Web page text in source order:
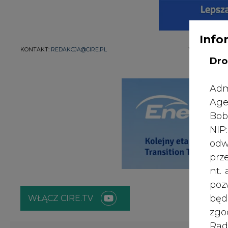
KONTAKT: REDAKCJA@CIRE.PL WYDAWCA
WŁĄCZ CIRE.TV
nt.